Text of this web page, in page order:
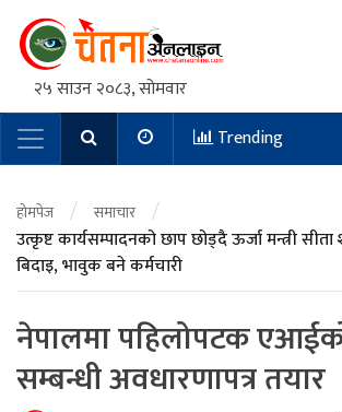
२५ साउन २०८३, सोमवार
Main NavigationTrending
होमपेज / समाचार /
उत्कृष्ट कार्यसम्पादनको छाप छोड्दै ऊर्जा मन्त्री सीता
बिदाइ, भावुक बने कर्मचारी
नेपालमा पहिलोपटक
सम्बन्धी अवधारणापत्र तयार